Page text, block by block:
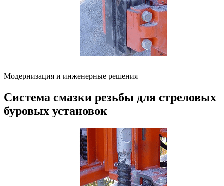
Модернизация и инженерные решения
Система смазки резьбы для стреловых
буровых установок